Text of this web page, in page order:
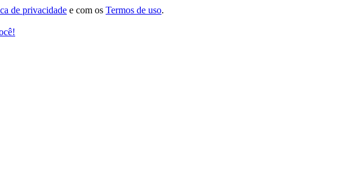
de privacidade e com os Termos de uso.